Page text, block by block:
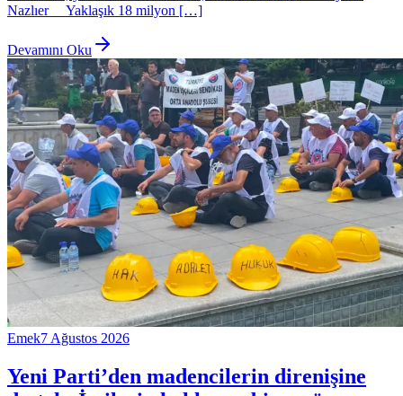
Nazlıer Yaklaşık 18 milyon […]
Devamını Oku
Emek7 Ağustos 2026
Yeni Parti’den madencilerin direnişine